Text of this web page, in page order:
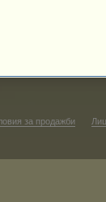
за продажби